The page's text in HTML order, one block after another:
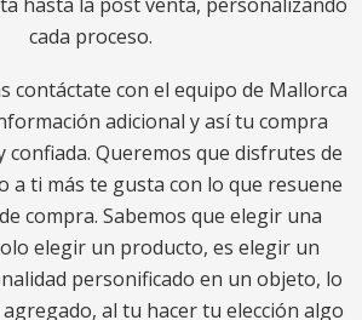
cada proceso.
contáctate con el equipo de Mallorca
adicional y así tu compra
confiada. Queremos que disfrutes de
a ti más te gusta con lo que resuene
compra. Sabemos que elegir una
elegir un producto, es elegir un
personificado en un objeto, lo
al tu hacer tu elección algo